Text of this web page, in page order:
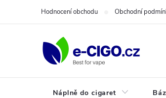
Hodnocení obchodu Obchodní
Náplně do cigaret